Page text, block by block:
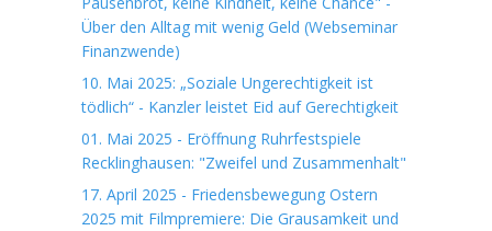
Über den Alltag mit wenig Geld (Webseminar
Finanzwende)
10. Mai 2025: „Soziale Ungerechtigkeit ist
tödlich“ - Kanzler leistet Eid auf Gerechtigkeit
01. Mai 2025 - Eröffnung Ruhrfestspiele
Recklinghausen: "Zweifel und Zusammenhalt"
17. April 2025 - Friedensbewegung Ostern
2025 mit Filmpremiere: Die Grausamkeit und